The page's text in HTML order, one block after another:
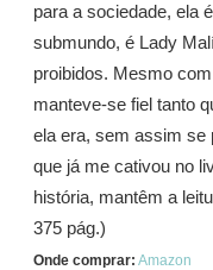
para a sociedade, ela
submundo, é Lady
proibidos. Mesmo
manteve-se fiel tanto
ela era, sem assim se
que já me cativou no
história, mantêm a
375 pág.)
Onde comprar: Amazon